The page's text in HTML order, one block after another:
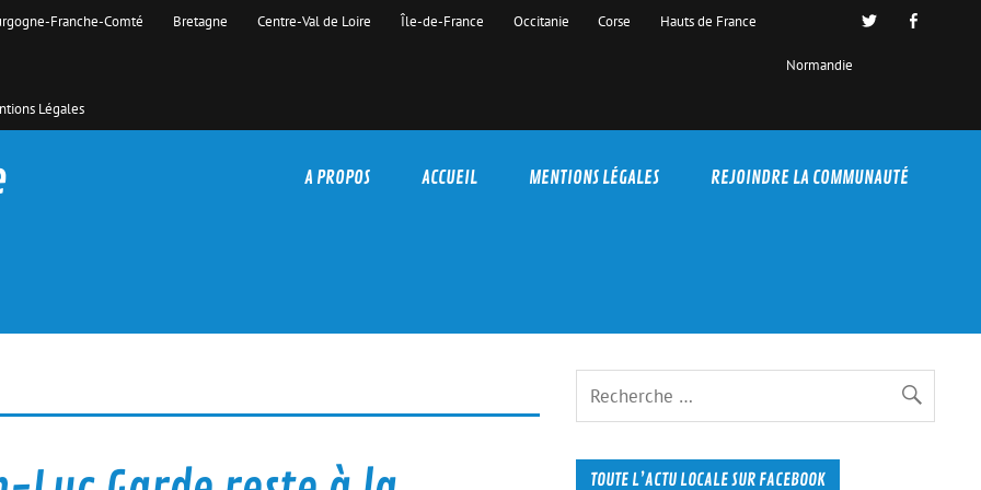
Franche-Comté Bretagne Centre-Val de Loire Île-de-France Occitanie Corse Hauts de France
Normandie
Légales
A PROPOS ACCUEIL MENTIONS LÉGALES REJOINDRE LA COMMUNAUTÉ
TOUTE L’ACTU LOCALE SUR FACEBOOK